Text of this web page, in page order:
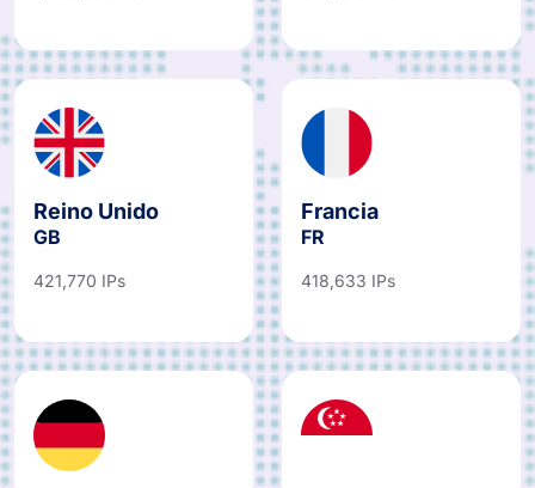
Reino Unido
GB
421,770 IPs
Francia
FR
418,633 IPs